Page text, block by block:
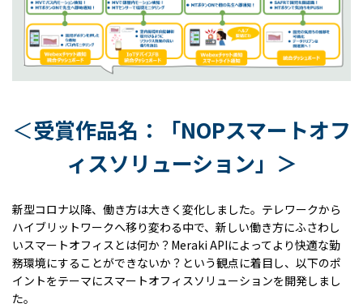
＜受賞作品名：「NOPスマートオフ
ィスソリューション」＞
新型コロナ以降、働き方は大きく変化しました。テレワークから
ハイブリットワークへ移り変わる中で、新しい働き方にふさわし
いスマートオフィスとは何か？ Meraki APIによってより快適な勤
務環境にすることができないか？という観点に着目し、以下のポ
イントをテーマにスマートオフィスソリューションを開発しまし
た。